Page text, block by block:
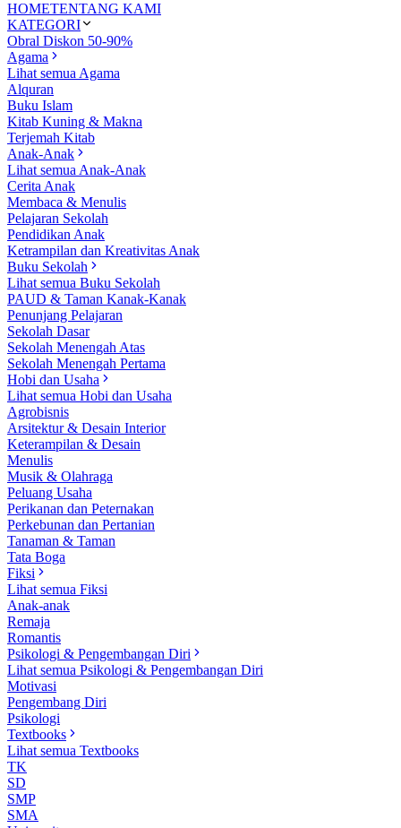
HOMETENTANG KAMI
KATEGORI
Obral Diskon 50-90%
Agama
Lihat semua Agama
Alquran
Buku Islam
Kitab Kuning & Makna
Terjemah Kitab
Anak-Anak
Lihat semua Anak-Anak
Cerita Anak
Membaca & Menulis
Pelajaran Sekolah
Pendidikan Anak
Ketrampilan dan Kreativitas Anak
Buku Sekolah
Lihat semua Buku Sekolah
PAUD & Taman Kanak-Kanak
Penunjang Pelajaran
Sekolah Dasar
Sekolah Menengah Atas
Sekolah Menengah Pertama
Hobi dan Usaha
Lihat semua Hobi dan Usaha
Agrobisnis
Arsitektur & Desain Interior
Keterampilan & Desain
Menulis
Musik & Olahraga
Peluang Usaha
Perikanan dan Peternakan
Perkebunan dan Pertanian
Tanaman & Taman
Tata Boga
Fiksi
Lihat semua Fiksi
Anak-anak
Remaja
Romantis
Psikologi & Pengembangan Diri
Lihat semua Psikologi & Pengembangan Diri
Motivasi
Pengembang Diri
Psikologi
Textbooks
Lihat semua Textbooks
TK
SD
SMP
SMA